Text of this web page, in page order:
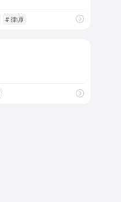
# 律师